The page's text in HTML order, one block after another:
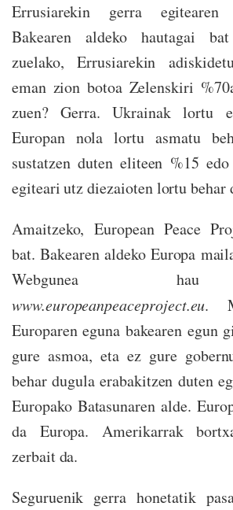
Errusiarekin gerra egitearen
Bakearen aldeko hautagai
zuelako, Errusiarekin
eman zion botoa Zelenskiri
zuen? Gerra. Ukrainak lortu
Europan nola lortu asmatu
sustatzen duten eliteen %15
egiteari utz diezaioten lortu behar
Amaitzeko, European Peace
bat. Bakearen aldeko Europa
Webgunea
www.europeanpeaceproject.eu.
Europaren eguna bakearen egun
gure asmoa, eta ez gure
behar dugula erabakitzen duten
Europako Batasunaren alde.
da Europa. Amerikarrak
zerbait da.
Seguruenik gerra honetatik